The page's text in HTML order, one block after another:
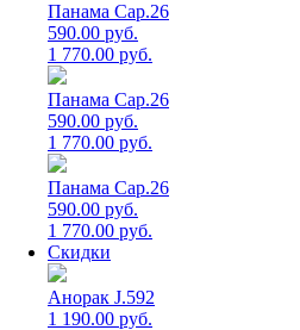
Панама Cap.26
590.00 руб.
1 770.00 руб.
Панама Cap.26
590.00 руб.
1 770.00 руб.
Панама Cap.26
590.00 руб.
1 770.00 руб.
Скидки
Анорак J.592
1 190.00 руб.